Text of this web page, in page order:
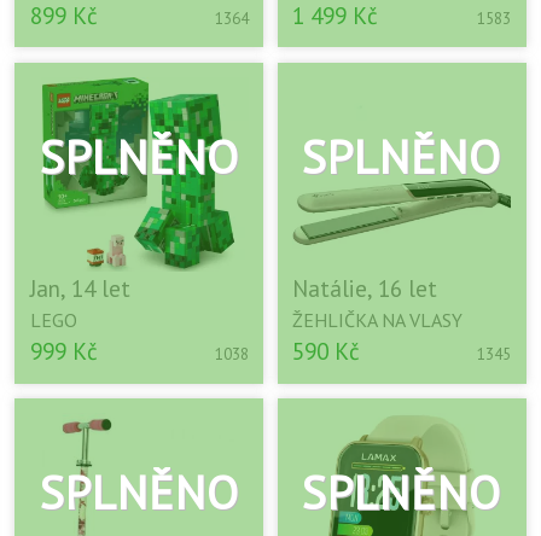
899 Kč 1364 1 499 Kč 1583
Jan, 14 let
LEGO
999 Kč 1038
Natálie, 16 let
ŽEHLIČKA NA VLASY
590 Kč 1345